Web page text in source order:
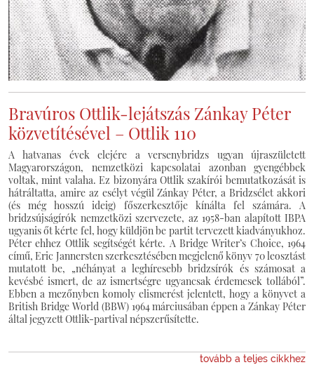
Bravúros Ottlik-lejátszás Zánkay Péter
közvetítésével – Ottlik 110
A hatvanas évek elejére a versenybridzs ugyan újraszületett
Magyarországon, nemzetközi kapcsolatai azonban gyengébbek
voltak, mint valaha. Ez bizonyára Ottlik szakírói bemutatkozását is
hátráltatta, amire az esélyt végül Zánkay Péter, a Bridzsélet akkori
(és még hosszú ideig) főszerkesztője kínálta fel számára. A
bridzsújságírók nemzetközi szervezete, az 1958-ban alapított IBPA
ugyanis őt kérte fel, hogy küldjön be partit tervezett kiadványukhoz.
Péter ehhez Ottlik segítségét kérte. A Bridge Writer’s Choice, 1964
című, Eric Jannersten szerkesztésében megjelenő könyv 70 leosztást
mutatott be, „néhányat a leghíresebb bridzsírók és számosat a
kevésbé ismert, de az ismertségre ugyancsak érdemesek tollából”.
Ebben a mezőnyben komoly elismerést jelentett, hogy a könyvet a
British Bridge World (BBW) 1964 márciusában éppen a Zánkay Péter
által jegyzett Ottlik-partival népszerűsítette.
tovább a teljes cikkhez